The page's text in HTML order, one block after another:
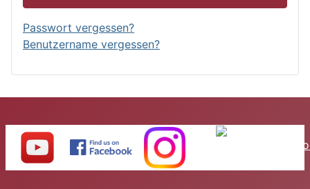
Passwort vergessen?
Benutzername vergessen?